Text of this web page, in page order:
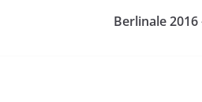
Berlinale